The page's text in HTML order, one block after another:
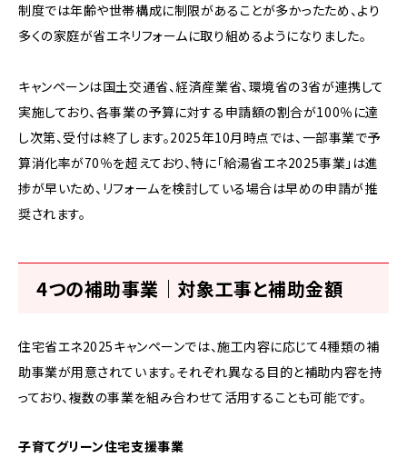
制度では年齢や世帯構成に制限があることが多かったため、より
多くの家庭が省エネリフォームに取り組めるようになりました。
キャンペーンは国土交通省、経済産業省、環境省の3省が連携して
実施しており、各事業の予算に対する申請額の割合が100％に達
し次第、受付は終了します。2025年10月時点では、一部事業で予
算消化率が70％を超えており、特に「給湯省エネ2025事業」は進
捗が早いため、リフォームを検討している場合は早めの申請が推
奨されます。
4つの補助事業｜対象工事と補助金額
住宅省エネ2025キャンペーンでは、施工内容に応じて4種類の補
助事業が用意されています。それぞれ異なる目的と補助内容を持
っており、複数の事業を組み合わせて活用することも可能です。
子育てグリーン住宅支援事業